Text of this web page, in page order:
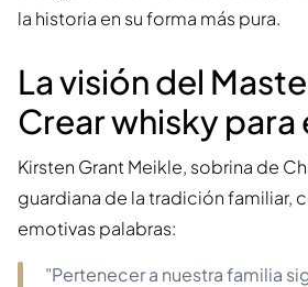
la historia en su forma más pura.
La visión del
Crear whisky para
Kirsten Grant Meikle, sobrina de
guardiana de la tradición familiar,
emotivas palabras:
"Pertenecer a nuestra familia